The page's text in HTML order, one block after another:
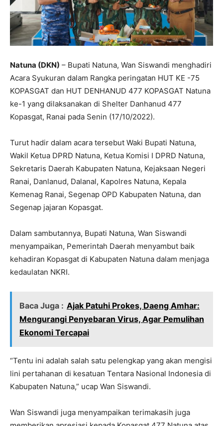
Natuna (DKN) – Bupati Natuna, Wan Siswandi menghadiri
Acara Syukuran dalam Rangka peringatan HUT KE -75
KOPASGAT dan HUT DENHANUD 477 KOPASGAT Natuna
ke-1 yang dilaksanakan di Shelter Danhanud 477
Kopasgat, Ranai pada Senin (17/10/2022).
Turut hadir dalam acara tersebut Waki Bupati Natuna,
Wakil Ketua DPRD Natuna, Ketua Komisi I DPRD Natuna,
Sekretaris Daerah Kabupaten Natuna, Kejaksaan Negeri
Ranai, Danlanud, Dalanal, Kapolres Natuna, Kepala
Kemenag Ranai, Segenap OPD Kabupaten Natuna, dan
Segenap jajaran Kopasgat.
Dalam sambutannya, Bupati Natuna, Wan Siswandi
menyampaikan, Pemerintah Daerah menyambut baik
kehadiran Kopasgat di Kabupaten Natuna dalam menjaga
kedaulatan NKRI.
Baca Juga : Ajak Patuhi Prokes, Daeng Amhar:
Mengurangi Penyebaran Virus, Agar Pemulihan
Ekonomi Tercapai
“Tentu ini adalah salah satu pelengkap yang akan mengisi
lini pertahanan di kesatuan Tentara Nasional Indonesia di
Kabupaten Natuna,” ucap Wan Siswandi.
Wan Siswandi juga menyampaikan terimakasih juga